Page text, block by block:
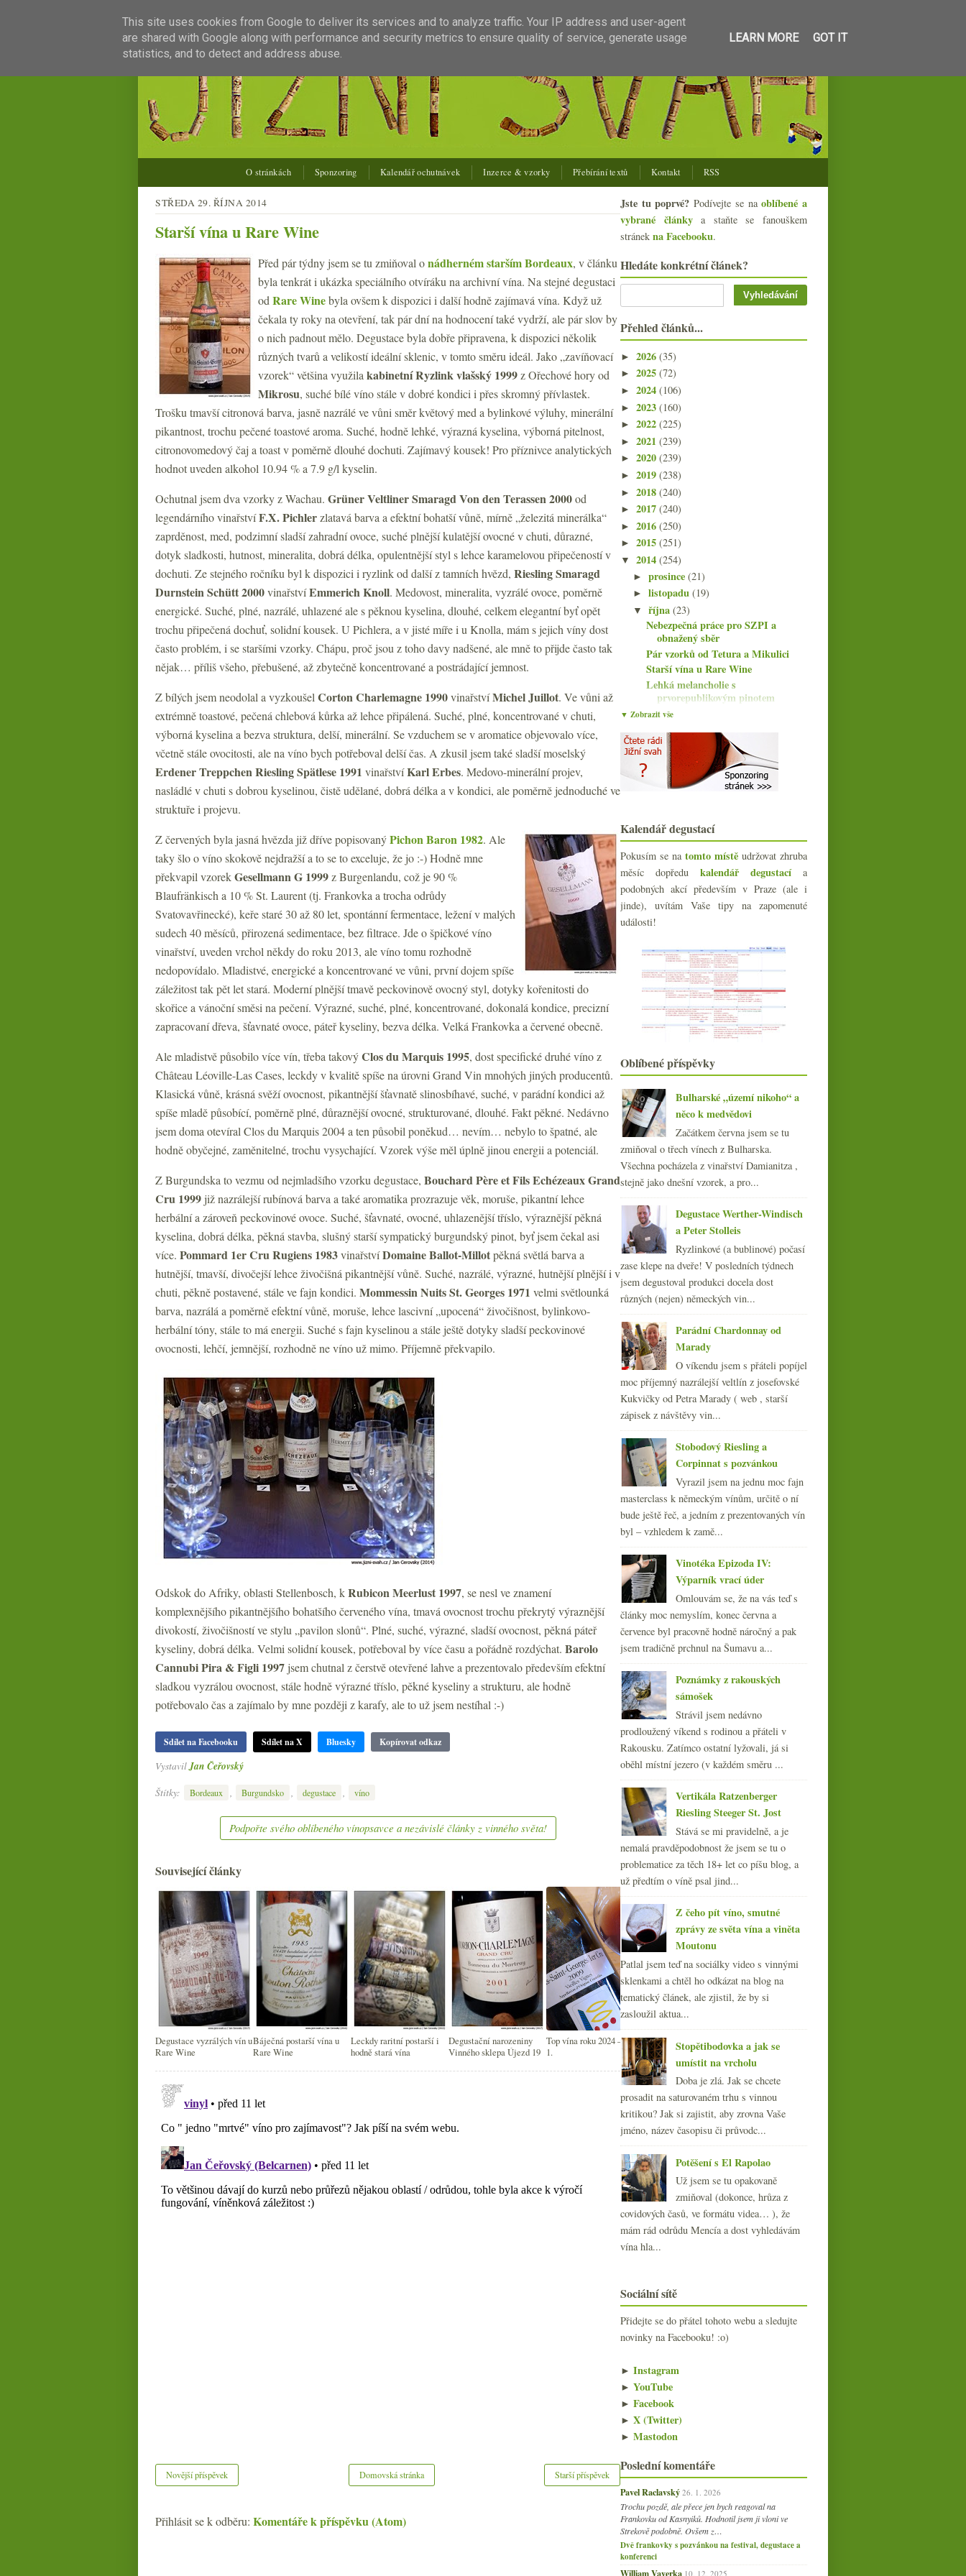
O stránkách Sponzoring Kalendář ochutnávek Inzerce & vzorky Přebírání textů Kontakt RSS
STŘEDA 29. ŘÍJNA 2014
Starší vína u Rare Wine
Před pár týdny jsem se tu zmiňoval onádherném starším Bordeaux, v článku
byla tenkrát i ukázka speciálního otvíráku na archivní vína. Na stejné degustaci
od Rare Winebyla ovšem k dispozici i další hodně zajímavá vína. Když už
čekala ty roky na otevření, tak pár dní na hodnocení také vydrží, ale pár slov by
o nich padnout mělo. Degustace byla dobře připravena, k dispozici několik
různých tvarů a velikostí ideální sklenic, v tomto směru ideál. Jako „zavíňovací
vzorek“ většina využila kabinetní Ryzlink vlašský 1999z Ořechové hory od
Mikrosu, suché bílé víno stále v dobré kondici i přes skromný přívlastek.
Trošku tmavší citronová barva, jasně nazrálé ve vůni směr květový med a bylinkové výluhy, minerální
pikantnost, trochu pečené toastové aroma. Suché, hodně lehké, výrazná kyselina, výborná pitelnost,
citronovomedový čaj a toast v poměrně dlouhé dochuti. Zajímavý kousek! Pro příznivce analytických
hodnot uveden alkohol 10.94 % a 7.9 g/l kyselin.
Ochutnal jsem dva vzorky z Wachau. Grüner Veltliner Smaragd Von den Terassen2000od
legendárního vinařstvíF.X. Pichlerzlatavá barva a efektní bohatší vůně, mírně „železitá minerálka“
zaprděnost, med, podzimní sladší zahradní ovoce, suché plnější kulatější ovocné v chuti, důrazné,
dotyk sladkosti, hutnost, mineralita, dobrá délka, opulentnější styl s lehce karamelovou připečeností v
dochuti. Ze stejného ročníku byl k dispozici i ryzlink od další z tamních hvězd, Riesling Smaragd
Durnstein Schütt 2000vinařstvíEmmerich Knoll. Medovost, mineralita, vyzrálé ovoce, poměrně
energické. Suché, plné, nazrálé, uhlazené ale s pěknou kyselina, dlouhé, celkem elegantní byť opět
trochu připečená dochuť, solidní kousek. U Pichlera, a v jisté míře i u Knolla, mám s jejich víny dost
často problém, i se staršími vzorky. Chápu, proč jsou z toho davy nadšené, ale mně to přijde často tak
nějak… příliš všeho, přebušené, až zbytečně koncentrované a postrádající jemnost.
Z bílých jsem neodolal a vyzkoušel Corton Charlemagne 1990vinařstvíMichel Juillot. Ve vůni až
extrémně toastové, pečená chlebová kůrka až lehce připálená. Suché, plné, koncentrované v chuti,
výborná kyselina a bezva struktura, delší, minerální. Se vzduchem se v aromatice objevovalo více,
včetně stále ovocitosti, ale na víno bych potřeboval delší čas. A zkusil jsem také sladší moselský
Erdener Treppchen Riesling Spätlese 1991 vinařstvíKarl Erbes. Medovo-minerální projev,
nasládlé v chuti s dobrou kyselinou, čistě udělané, dobrá délka a v kondici, ale poměrně jednoduché ve
struktuře i projevu.
Z červených byla jasná hvězda již dříve popisovanýPichon Baron 1982. Ale
taky šlo o víno skokově nejdražší a to se to exceluje, že jo :-) Hodně mne
překvapil vzorekGesellmann G 1999z Burgenlandu, což je 90 %
Blaufränkisch a 10 % St. Laurent (tj. Frankovka a trocha odrůdy
Svatovavřinecké), keře staré 30 až 80 let, spontánní fermentace, ležení v malých
sudech 40 měsíců, přirozená sedimentace, bez filtrace. Jde o špičkové víno
vinařství, uveden vrchol někdy do roku 2013, ale víno tomu rozhodně
nedopovídalo. Mladistvé, energické a koncentrované ve vůni, první dojem spíše
záležitost tak pět let stará. Moderní plnější tmavě peckovinově ovocný styl, dotyky kořenitosti do
skořice a vánoční směsi na pečení. Výrazné, suché, plné, koncentrované, dokonalá kondice, precizní
zapracovaní dřeva, šťavnaté ovoce, páteř kyseliny, bezva délka. Velká Frankovka a červené obecně.
Ale mladistvě působilo více vín, třeba takovýClos du Marquis 1995, dost specifické druhé víno z
Château Léoville-Las Cases, leckdy v kvalitě spíše na úrovni Grand Vin mnohých jiných producentů.
Klasická vůně, krásná svěží ovocnost, pikantnější šťavnatě slinosbíhavé, suché, v parádní kondici až
spíše mladě působící, poměrně plné, důraznější ovocné, strukturované, dlouhé. Fakt pěkné. Nedávno
jsem doma otevíral Clos du Marquis 2004 a ten působil poněkud… nevím… nebylo to špatné, ale
hodně obyčejné, zaměnitelné, trochu vysychající. Vzorek výše měl úplně jinou energii a potenciál.
Z Burgundska to vezmu od nejmladšího vzorku degustace, Bouchard Père et Fils Echézeaux Grand
Cru 1999 již nazrálejší rubínová barva a také aromatika prozrazuje věk, moruše, pikantní lehce
herbální a zároveň peckovinové ovoce. Suché, šťavnaté, ovocné, uhlazenější tříslo, výraznější pěkná
kyselina, dobrá délka, pěkná stavba, slušný starší sympatický burgundský pinot, byť jsem čekal asi
více. Pommard 1er Cru Rugiens 1983vinařstvíDomaine Ballot-Millotpěkná světlá barva a
hutnější, tmavší, divočejší lehce živočišná pikantnější vůně. Suché, nazrálé, výrazné, hutnější plnější i v
chuti, pěkně postavené, stále ve fajn kondici. Mommessin Nuits St. Georges 1971 velmi světlounká
barva, nazrálá a poměrně efektní vůně, moruše, lehce lascivní „upocená“ živočišnost, bylinkovo-
herbální tóny, stále to má energii. Suché s fajn kyselinou a stále ještě dotyky sladší peckovinové
ovocnosti, lehčí, jemnější, rozhodně ne víno už mimo. Příjemně překvapilo.
Odskok do Afriky, oblasti Stellenbosch, kRubicon Meerlust 1997, se nesl ve znamení
komplexnějšího pikantnějšího bohatšího červeného vína, tmavá ovocnost trochu překrytý výraznější
divokostí, živočišností ve stylu „pavilon slonů“. Plné, suché, výrazné, sladší ovocnost, pěkná páteř
kyseliny, dobrá délka. Velmi solidní kousek, potřeboval by více času a pořádně rozdýchat. Barolo
Cannubi Pira & Figli 1997 jsem chutnal z čerstvě otevřené lahve a prezentovalo především efektní
sladkou vyzrálou ovocnost, stále hodně výrazné tříslo, pěkné kyseliny a strukturu, ale hodně
potřebovalo čas a zajímalo by mne později z karafy, ale to už jsem nestíhal :-)
Sdílet na Facebooku Sdílet na X Bluesky Kopírovat odkaz
VystavilJan Čeřovský
Štítky:
Bordeaux Burgundsko degustace víno
Podpořte svého oblíbeného vínopsavce a nezávislé články z vinného světa!
Související články
Degustace vyzrálých vín u
Rare Wine
Báječná postarší vína u
Rare Wine
Leckdy raritní postarší i
hodně stará vína
Degustační narozeniny
Vinného sklepa Újezd 19
Top vína roku 2024 – část
1.
Kupmeto Galadegustace
2017
Novější příspěvek Starší příspěvek
Domovská stránka
Přihlásit se k odběru: Komentáře k příspěvku (Atom)
Jste tu poprvé? Podívejte se naoblíbené a
vybrané článkya staňte se fanouškem
stránek na Facebooku.
Hledáte konkrétní článek?
Přehled článků...
► 2026 (35)
► 2025 (72)
► 2024 (106)
► 2023 (160)
► 2022 (225)
► 2021 (239)
► 2020 (239)
► 2019 (238)
► 2018 (240)
► 2017 (240)
► 2016 (250)
► 2015 (251)
▼ 2014 (254)
►prosince(21)
►listopadu(19)
▼října(23)
Nebezpečná práce pro SZPI a
obnažený sběr
Pár vzorků od Tetura a Mikulici
Starší vína u Rare Wine
Lehká melancholie s
prvorepublikovým pinotem
Překvapivý jurský korál
Šampaňské poprsí, Pontet-Canet
deklasovaný a víno ...
Nádherné Il Frappato
Pár pinotů z ČR i Burgundska a
zákeřná Čína
Výrazné červené a něco k
netypickým balením
Riesling z Alsaska od základu po
Grand Cru
Dva či tři cukříky do vína,
Svatomartinské a Hugel...
Friulani Indigeni s Wine Geekem
Bramborový terroir & pivní novinky
Parádní bílé od Loiry
Timotheus, Atanasius, Josephine a
Joschuari
Rosa Inferni a elitní domácí pinot
Rekordní aukce & dosycená
šlechtitelka
Čtyři červená a čtyři bílá z
A takhle my tu žijeme…
Pětkrát Fixin od bratrů
Berthautových
Hledání básně se sylvánem
Biodynamické Champagne, Sylvaner
starých keřů a Ri...
►září (22)
►srpna(21)
►července(23)
►června
►května(20)
►dubna
►března(21)
února(20)
ledna(22)
2013
►2012(254)
►2011(252)
►2010(249)
►2009(249)
►2008(270)
►2007 (108)
▼ Zobrazit vše
Kalendář degustací
Pokusím se na tomto místě udržovat zhruba
měsíc dopředu kalendář degustacía
podobných akcí především v Praze (ale i
jinde), uvítám Vaše tipy na zapomenuté
události!
Oblíbené příspěvky
Bulharské „území nikoho“ a
něco k medvědovi
Začátkem června jsem se tu
zmiňoval o třech vínech z Bulharska.
Všechna pocházela z vinařství Damianitza ,
stejně jako dnešní vzorek, a pro...
Degustace Werther-Windisch
a Peter Stolleis
Ryzlinkové (a bublinové) počasí
zase klepe na dveře! V posledních týdnech
jsem degustoval produkci docela dost
různých (nejen) německých vin...
Parádní Chardonnay od
Marady
O víkendu jsem s přáteli popíjel
moc příjemný nazrálejší veltlín z josefovské
Kukvičky od Petra Marady ( web , starší
zápisek z návštěvy vin...
Stobodový Riesling a
Corpinnat s pozvánkou
Vyrazil jsem na jednu moc fajn
masterclass k německým vínům, určitě o ní
bude ještě řeč, a jedním z prezentovaných vín
byl – vzhledem k zamě...
Vinotéka Epizoda IV:
Výparník vrací úder
Omlouvám se, že na vás teď s
články moc nemyslím, konec června a
července byl pracovně hodně náročný a pak
jsem tradičně prchnul na Šumavu a...
Poznámky z rakouských
sámošek
Strávil jsem nedávno
prodloužený víkend s rodinou a přáteli v
Rakousku. Zatímco ostatní lyžovali, já si
oběhl místní jezero (v každém směru ...
Vertikála Ratzenberger
Riesling Steeger St. Jost
Stává se mi pravidelně, a je
nemalá pravděpodobnost že jsem se tu o
problematice za těch 18+ let co píšu blog, a
už předtím o víně psal jind...
Z čeho pít víno, smutné
zprávy ze světa vína a viněta
Moutonu
Patlal jsem teď na sociálky video s vinnými
sklenkami a chtěl ho odkázat na blog na
tematický článek, ale zjistil, že by si
zasloužil aktua...
Stopětibodovka a jak se
umístit na vrcholu
Doba je zlá. Jak se chcete
prosadit na saturovaném trhu s vinnou
kritikou? Jak si zajistit, aby zrovna Vaše
jméno, název časopisu či průvodc...
Potěšení s El Rapolao
Už jsem se tu opakovaně
zmiňoval (dokonce, hrůza z
covidových časů, ve formátu videa… ), že
mám rád odrůdu Mencía a dost vyhledávám
vína hla...
Sociální sítě
Přidejte se do přátel tohoto webu a sledujte
novinky na Facebooku! :o)
► Instagram
► YouTube
► Facebook
► X (Twitter)
► Mastodon
Poslední komentáře
Pavel Raclavský 26. 1. 2026
Trochu pozdě, ale přece jen bych reagoval na
Frankovku od Kasnyiků. Hodnotil jsem ji vloni ve
Strekově podobně. Ovšem z…
Dvě frankovky s pozvánkou na festival, degustace a
konferenci
William Vaverka 10. 12. 2025
This site uses cookies from Google to deliver its services and to analyze traffic. Your IP address and user-agent
are shared with Google along with performance and security metrics to ensure quality of service, generate usage
statistics, and to detect and address abuse.
LEARN MORE GOT IT